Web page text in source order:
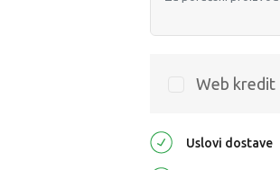
Web kredit
Uslovi dostave